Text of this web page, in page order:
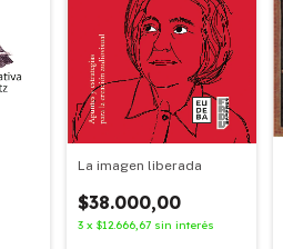
La imagen liberada
$38.000,00
3 x $12.666,67 sin interés